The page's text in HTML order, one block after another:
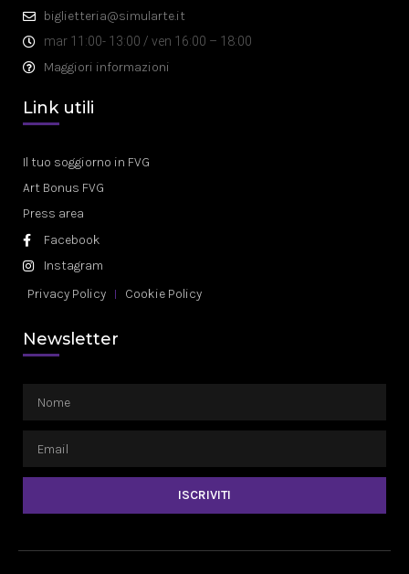
biglietteria@simularte.it
mar 11:00- 13:00 / ven 16:00 – 18:00
Maggiori informazioni
Link utili
Il tuo soggiorno in FVG
Art Bonus FVG
Press area
Facebook
Instagram
Privacy Policy
Cookie Policy
Newsletter
ISCRIVITI